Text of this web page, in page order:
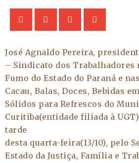
José Agnaldo Pereira,
– Sindicato dos Trabalhadores
Fumo do Estado do Paraná e
Cacau, Balas, Doces, Bebidas
Sólidos para Refrescos do
Curitiba(entidade filiada à
tarde
desta quarta-feira(13/10), pelo
Estado da Justiça, Família e